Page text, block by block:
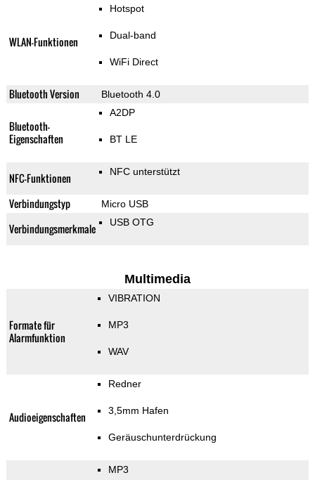
WLAN-Funktionen
Hotspot
Dual-band
WiFi Direct
Bluetooth Version Bluetooth 4.0
Bluetooth-
Eigenschaften
A2DP
BT LE
NFC-Funktionen NFC unterstützt
Verbindungstyp Micro USB
Verbindungsmerkmale USB OTG
Multimedia
Formate für
Alarmfunktion
VIBRATION
MP3
WAV
Audioeigenschaften
Redner
3,5mm Hafen
Geräuschunterdrückung
MP3